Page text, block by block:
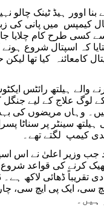
اوور ہیڈ ٹینک چالو
کیمپس میں پانی کی
کسی طرح کام چلایا جا
کہ اسپتال شروع
اسپتال کامعائنہ کیا تھا
والے ہیلتھ رائٹس
کے لوگ علاج کے لیے جنگل
وہاں مریضوں کی
سینٹر پر سناٹا
کیمپ لگتے تھے۔
جب وزیر اعلیٰ نے اس
کرنے کی قواعد
تقریباً ڈھائی لاکھ
سی، ایک پی ایچ سی،